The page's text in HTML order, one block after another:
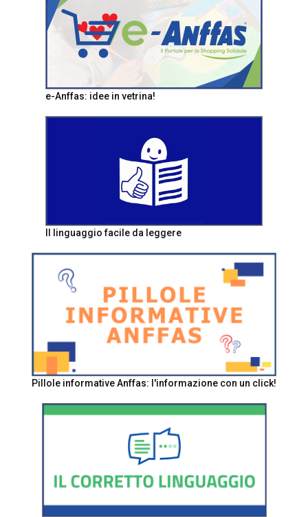
e-Anffas: idee in vetrina!
Il linguaggio facile da leggere
Pillole informative Anffas: l'informazione con un click!